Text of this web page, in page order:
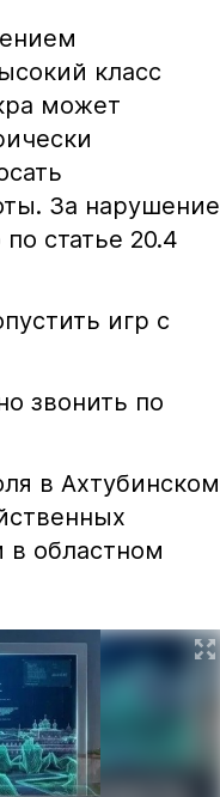
класс
может
За нарушение
статье 20.4
игр с
звонить по
в Ахтубинском
в областном